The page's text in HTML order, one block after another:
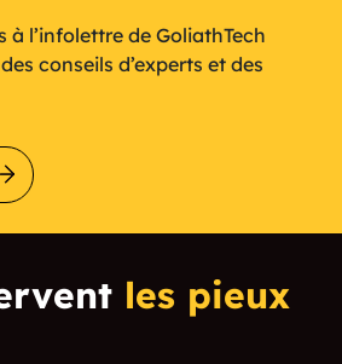
à l’infolettre de GoliathTech
conseils d’experts et des
les pieux